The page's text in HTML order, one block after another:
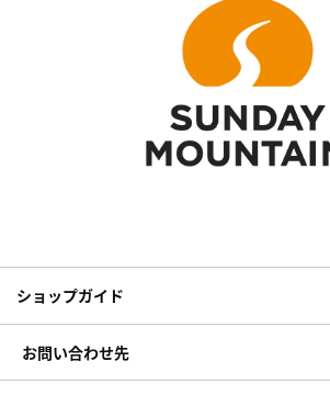
ショップガイド
お問い合わせ先